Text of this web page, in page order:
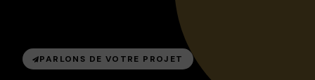
PARLONS DE VOTRE PROJET